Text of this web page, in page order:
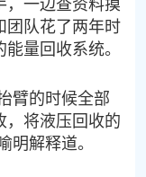
团队花了两年时
量回收系统。
臂的时候全部
，将液压回收的
明解释道。